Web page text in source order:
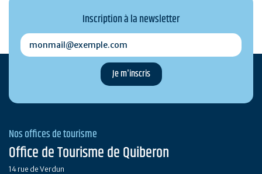
Inscription à la newsletter
monmail@exemple.com
Nos offices de tourisme
Office de Tourisme de Quiberon
14 rue de Verdun